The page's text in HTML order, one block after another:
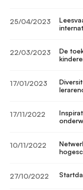
25/04/2023
22/03/2023
De
17/01/2023
17/11/2022
10/11/2022
27/10/2022